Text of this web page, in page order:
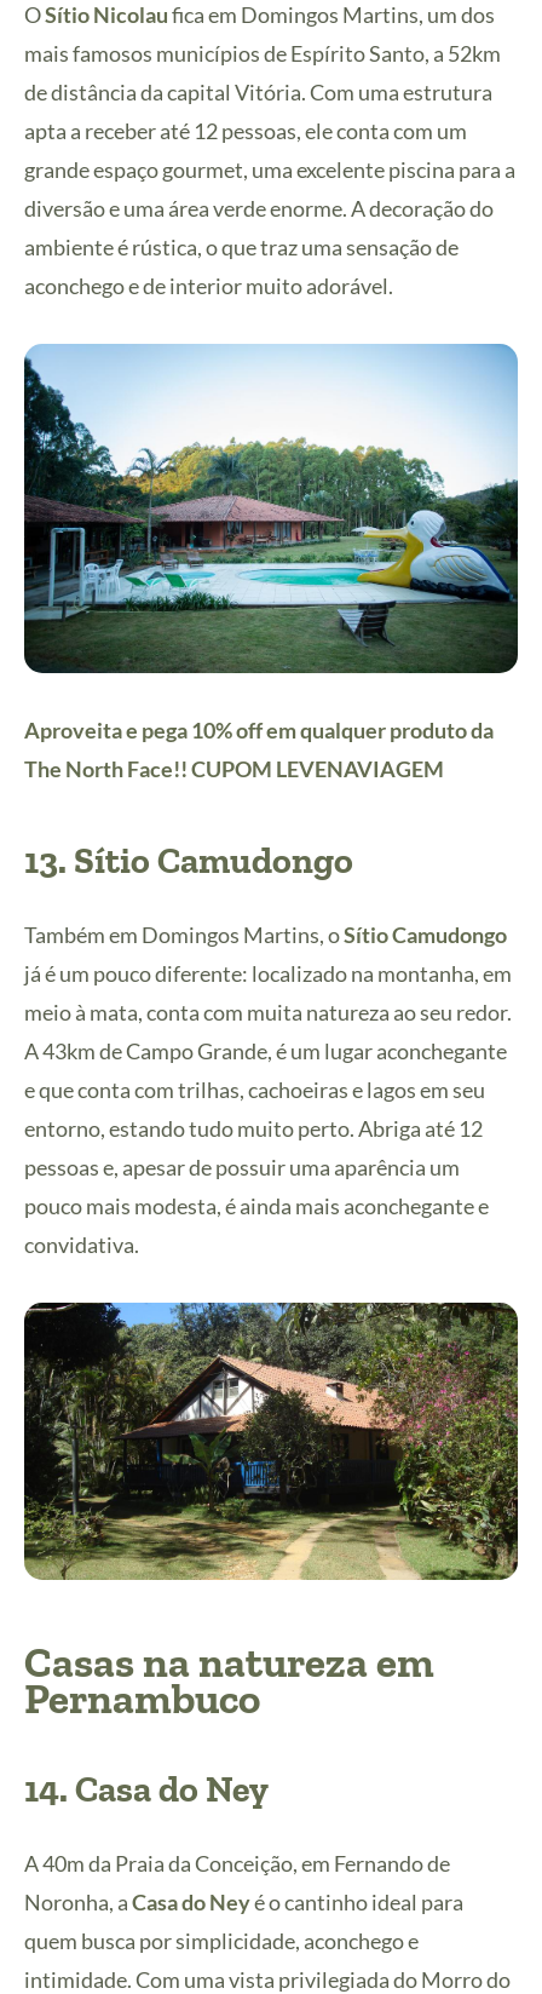
OSítio Nicolaufica em Domingos Martins, um dos
mais famosos municípios de Espírito Santo, a 52km
de distância da capital Vitória. Com uma estrutura
apta a receber até 12 pessoas, ele conta com um
grande espaço gourmet, uma excelente piscina para a
diversão e uma área verde enorme. A decoração do
ambiente é rústica, o que traz uma sensação de
aconchego e de interior muito adorável.
Aproveita e pega 10% off em qualquer produto da
The North Face!! CUPOM LEVENAVIAGEM
13. Sítio Camudongo
Também em Domingos Martins, oSítio Camudongo
já é um pouco diferente: localizado na montanha, em
meio à mata, conta com muita natureza ao seu redor.
A 43km de Campo Grande, é um lugar aconchegante
e que conta com trilhas, cachoeiras e lagos em seu
entorno, estando tudo muito perto. Abriga até 12
pessoas e, apesar de possuir uma aparência um
pouco mais modesta, é ainda mais aconchegante e
convidativa.
Casas na natureza em
Pernambuco
14.Casa do Ney
A 40m da Praia da Conceição, em Fernando de
Noronha, aCasa do Neyé o cantinho ideal para
quem busca por simplicidade, aconchego e
intimidade. Com uma vista privilegiada do Morro do